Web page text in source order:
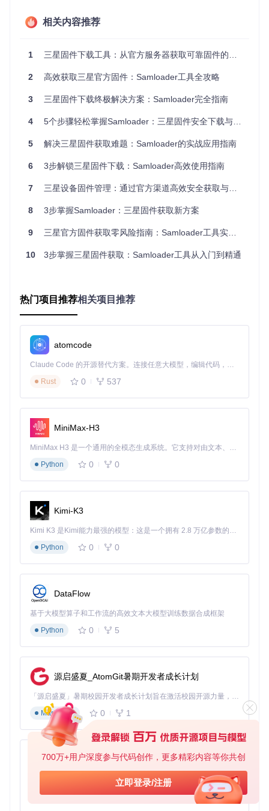
700万+用户深度参与代码创作，更多精彩内容等你共创
立即登录/注册
要让Samloader正常工作，你需要确保系统满足三个基本条
Python 3.6及以上版本
稳定的网络连接（建议使用有线网络避免下载中断）
参数解析
--upgrade
确保安装最新版本
git+
通过Git协议获取最新代码
安装完成后，输入 samloader --version验证安装是否成
功。如果看到版本号输出，说明你已经准备好开始固件获取之
旅了。
场景应用：从设备识别到固件下载的实战流程
在开始下载前，你需要准确收集三个关键信息：
设备型号：通常位于设备包装盒或"设置-关于手机"中，格
式如SM-G975F（三星S10+国际版）
地区代码
：代表销售地区的两位/三位代码，如NZC（新西
兰）、XEU（欧洲）
当前版本：可在"设置-软件信息"中查看，格式通常为PDA/
AP版本号
你知道吗？地区代码直接影响固件的功能支持，例如某些地区
版本可能包含特定运营商的定制功能。选择与设备原始销售地
区匹配的固件可避免兼容性问题。
加密下载全流程
步骤1：检查可用更新
使用以下命令查询指定设备的最新固件版本：
该命令会返回类似
XXU8GVA2的版本信息，其中包含PDA、CSC和PHONE三个部
分。
步骤2：执行固件下载
获取版本号后，使用download命令开始下载：
参数
说明
-m
设备型号
-v
固件版本号
输出目录
下载过程中，Samloader会自动处理三星的加密协议，无需你
手动干预。下载完成后，会在指定目录生成一个.tar.md5格式
的固件包。
固件下载完成后，强烈建议进行完整性验证：
相关内容推荐
1 三星固件下载工具：从官方服务器获取可靠固件的完整方案
2 高效获取三星官方固件：Samloader工具全攻略
3 三星固件下载终极解决方案：Samloader完全指南
4 5个步骤轻松掌握Samloader：三星固件安全下载与管理指南
5 解决三星固件获取难题：Samloader的实战应用指南
6 3步解锁三星固件下载：Samloader高效使用指南
7 三星设备固件管理：通过官方渠道高效安全获取与处理方案
8 3步掌握Samloader：三星固件获取新方案
9 三星官方固件获取零风险指南：Samloader工具实战教程
10 3步掌握三星固件获取：Samloader工具从入门到精通
热门项目推荐相关项目推荐
atomcode
Claude Code 的开源替代方案。连接任意大模型，编辑代码，运行命令，自动验证 — 全自动执行。用 Rust 构建，极致性能。 ｜ An open-source alternative to Claude Code. Connect any LLM, edit code, run commands, and verify changes — autonomously. Built in Rust for speed. Get Started
Rust
0 537
MiniMax-H3
MiniMax H3 是一个通用的全模态生成系统。它支持对由文本、图像、视频和音频组成的多模态上下文进行统一理解，并能生成分辨率高达 2K、时长可达 15 秒的带原生立体声音频的视频。得益于面向任务泛化的系统设计，H3 在预训练阶段就已具备广泛的多模态上下文理解与生成能力，能够出色地执行复杂的多模态指令。
Python
0 0
Kimi-K3
Kimi K3 是Kimi能力最强的模型：这是一个拥有 2.8 万亿参数的混合专家（MoE）模型，具备原生视觉理解能力，并支持 100 万 token 的上下文窗口。
Python
0 0
DataFlow
基于大模型算子和工作流的高效文本大模型训练数据合成框架
Python
0 5
源启盛夏_AtomGit暑期开发者成长计划
「源启盛夏」暑期校园开发者成长计划旨在激活校园开源力量，通过积分激励、认证扶持、资源倾斜等形式，引导高校组织和开发者完成「入驻 — 建项目 — 做贡献 — 获认证 — 得资源」的完整闭环。无论你是想带领社团入驻平台的组织者，还是希望用代码贡献证明自己的开发者，都能在这里找到属于你的成长路径。
Markdown
0 1
py-xiaozhi
基于Python的Xiaozhi AI，适用于想要完整Xiaozhi体验而无需拥有专用硬件的用户。
Python
0 1